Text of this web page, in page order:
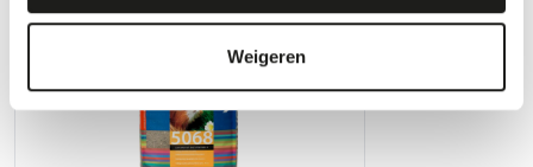
Weigeren
Caviakorrel
GA780